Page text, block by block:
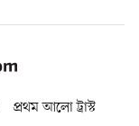
প্রথম আলো ট্রাস্ট